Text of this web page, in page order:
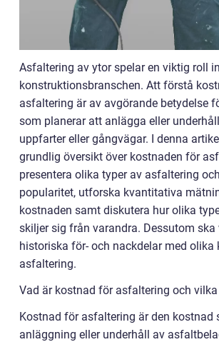
Asfaltering av ytor spelar en viktig roll
konstruktionsbranschen. Att förstå
asfaltering är av avgörande betydelse
som planerar att anlägga eller
uppfarter eller gångvägar. I denna
grundlig översikt över kostnaden för
presentera olika typer av asfaltering
popularitet, utforska kvantitativa
kostnaden samt diskutera hur olika
skiljer sig från varandra. Dessutom
historiska för- och nackdelar med olika
asfaltering.
Vad är kostnad för asfaltering och
Kostnad för asfaltering är den kostnad
anläggning eller underhåll av